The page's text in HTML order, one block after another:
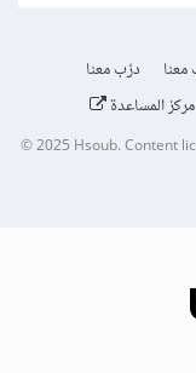
درّب معنا
مركز المساعدة
© 2025Hsoub.Content